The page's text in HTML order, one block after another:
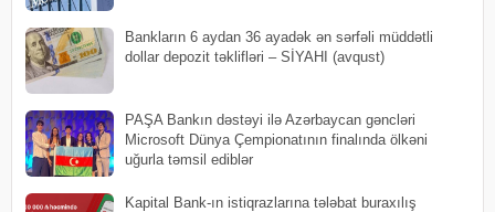
Bankların 6 aydan 36 ayadək ən sərfəli müddətli
dollar depozit təklifləri – SİYAHI (avqust)
PAŞA Bankın dəstəyi ilə Azərbaycan gəncləri
Microsoft Dünya Çempionatının finalında ölkəni
uğurla təmsil ediblər
Kapital Bank-ın istiqrazlarına tələbat buraxılış